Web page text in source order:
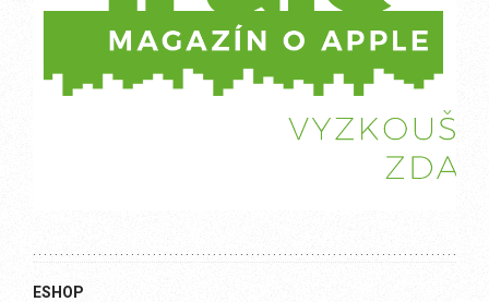
ESHOP